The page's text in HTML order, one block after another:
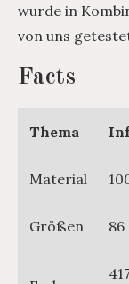
wurde in
von uns
Facts
Thema
Material
Größen 86